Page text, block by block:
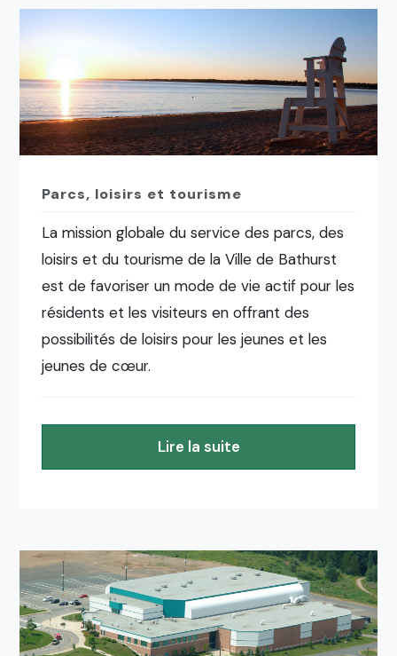
Parcs, loisirs et tourisme
La mission globale du service des parcs, des
loisirs et du tourisme de la Ville de Bathurst
est de favoriser un mode de vie actif pour les
résidents et les visiteurs en offrant des
possibilités de loisirs pour les jeunes et les
jeunes de cœur.
Lire la suite